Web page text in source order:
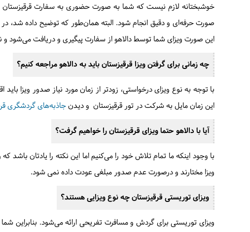
خوشبختانه لازم نیست که شما به صورت حضوری به سفارت قرقیزستان
صورت حرفه‌ای و دقیق انجام شود. البته همان‌طور که توضیح داده
این صورت ویزای شما توسط دالاهو از سفارت پیگیری و دریافت می‌شود و
چه زمانی برای گرفتن ویزا قرقیزستان باید به دالاهو مراجعه کنیم؟
با توجه به نوع ویزای درخواستی، زودتر از زمان مورد نیاز صدور ویزا
این زمان مایل به شرکت در تور قرقیزستان و دیدنجاذبه‌های گردشگری
آیا با دالاهو حتما ویزای قرقیزستان را خواهیم گرفت؟
با وجود اینکه ما تمام تلاش خود را می‌کنیم اما این نکته را یادتان
ویزا مختارند و درصورت عدم صدور مبلغی عودت داده نمی شود.
ویزای توریستی قرقیزستان چه نوع ویزایی هستند؟
ویزای توریستی برای گردش و مسافرت تفریحی ارائه می‌شود. بنابراین